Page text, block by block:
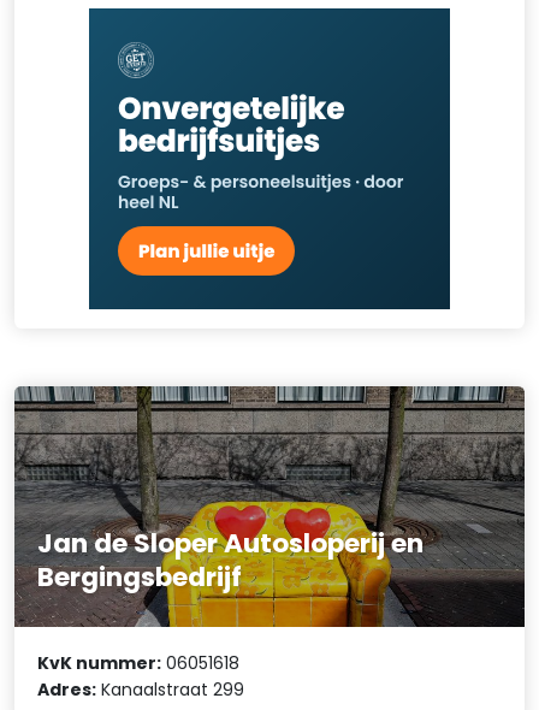
Jan de Sloper Autosloperij en
Bergingsbedrijf
KvK nummer: 06051618
Adres: Kanaalstraat 299